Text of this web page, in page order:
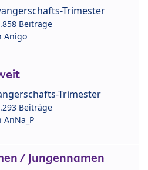
Trimester
Beiträge
Anigo
Trimester
Beiträge
AnNa_P
/ Jungennamen